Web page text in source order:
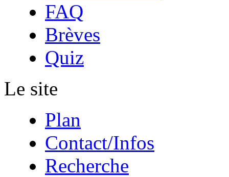
FAQ
Brèves
Quiz
Le site
Plan
Contact/Infos
Recherche